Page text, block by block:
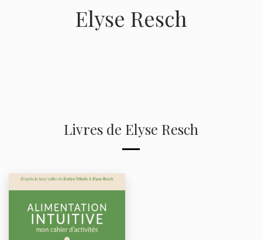
Elyse Resch
Livres de Elyse Resch